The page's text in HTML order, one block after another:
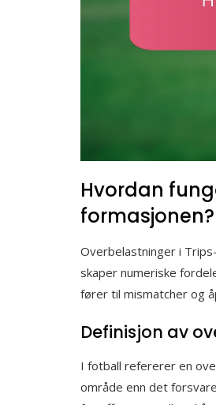
Hvordan
formasjonen?
Overbelastninger i
skaper numeriske
fører til mismatcher og
Definisjon av
I fotball refererer en
område enn det